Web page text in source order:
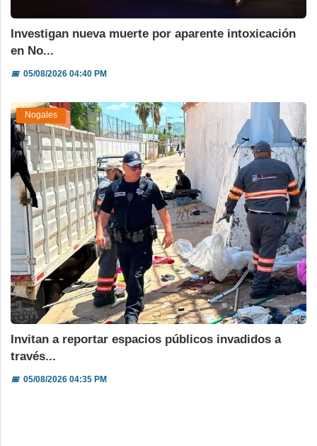
Investigan nueva muerte por aparente intoxicación
en No...
📅05/08/2026 04:40 PM
Nogales
Invitan a reportar espacios públicos invadidos a
través...
📅05/08/2026 04:35 PM